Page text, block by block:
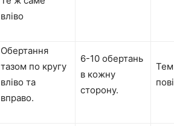
вліво
Обертання
тазом по кругу
вліво та
вправо.
6-10 обертань
в кожну
сторону.